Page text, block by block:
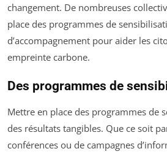
changement. De nombreuses
place des programmes de
d’accompagnement pour aider les
empreinte carbone.
Des programmes de
Mettre en place des programmes de
des résultats tangibles. Que ce soit
conférences ou de campagnes